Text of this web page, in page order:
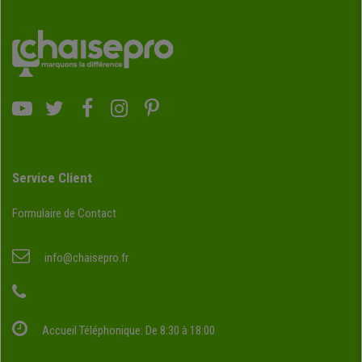
Service Client
Formulaire de Contact
info@chaisepro.fr
Accueil Téléphonique: De 8:30 à 18:00